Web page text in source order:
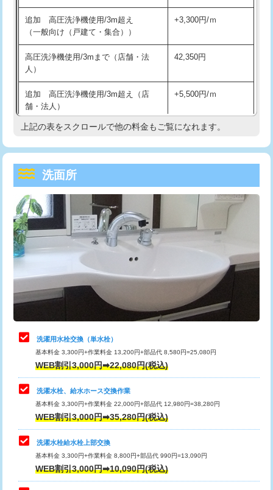
マス交換（深さ50㎝以上） 66,000円
コンクリート斫り（厚さ10㎝まで） 27,500円
コンクリート斫り（厚さ10㎝超え）
モルタル補修（厚さ10㎝まで）
モルタル補修（厚さ10㎝超え） 38,500円
洗面台設置 38,500円
追加人工
廃棄・処分 現場見積
※給水管工事は20mmまでの価格です。
持込商品取付（混合水栓） 16,500円
給水管工事※（ホール加工)
給水管工事※（バンド止め) 3,300円
給水管工事※（支持金具設置) 5,500円
給水管工事※（保温材使用（バンド止
め込み）)
5,500円
給水管工事※（土の掘削・埋め戻し作
業)
11,000円
給水管工事※（塩ビ管（VP・HI）使
用/3ｍまで)
33,000円
給水管工事※（塩ビ管（VP・HI）使
用（追加）/3ｍ超え)
給水管工事※（ライニング鋼管・銅
管・ポリ管・HT管使用/3ｍまで)
44,000円
給水管工事※（ライニング鋼管・銅
管・ポリ管・HT管使用/3ｍ超え)
排水管工事（土の掘削・埋め戻し作
業）
排水管工事（排水管工事/3ｍまで） 55,000円
排水管工事（追加 排水管工事/3ｍ超
え）
マス交換（土の掘削・埋め戻し作業）
追加 高圧洗浄機使用/3m超え
（一般向け（戸建て・集合））
+3,300円/ｍ
高圧洗浄機使用/3mまで（店舗・法
人）
42,350円
追加 高圧洗浄機使用/3m超え（店
舗・法人）
+5,500円/ｍ
高度高圧洗浄換 現地調査
トーラー機使用/3mまで
追加トーラー機使用/3m超え +3,300円
カメラ調査 33,000円
桝清掃
止水・漏水調査・防水処理・清掃・修
理・調整・分解・加工など（軽作業）
11,000円
止水・漏水調査・防水処理・清掃・修
理・調整・分解・加工など（中作業）
22,000円
止水・漏水調査・防水処理・清掃・修
理・調整・分解・加工など（重作業）
33,000円
キッチンタンク脱着
その他部品の脱着
交換・取付（タンク）
交換・取付(単水栓（壁付・デッキ
式）)
上記の表をスクロールで他の料金もご覧になれます。
洗面所
洗濯用水栓交換（単水栓）
基本料金 3,300円+作業料金 13,200円+部品代 8,580円=25,080円
WEB割引3,000円➡22,080円(税込)
洗濯水栓、給水ホース交換作業
基本料金 3,300円+作業料金 22,000円+部品代 12,980円=38,280円
WEB割引3,000円➡35,280円(税込)
洗濯水栓給水栓上部交換
基本料金 3,300円+作業料金 8,800円+部品代 990円=13,090円
WEB割引3,000円➡10,090円(税込)